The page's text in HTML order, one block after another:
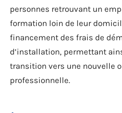
personnes retrouvant un
formation loin de leur
financement des frais de
d’installation, permettant
transition vers une nouvelle
professionnelle.